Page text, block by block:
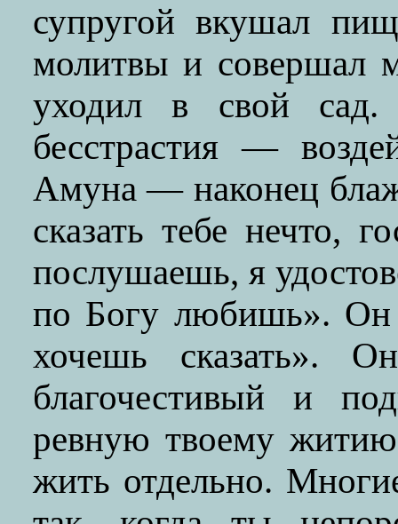
супругой вкушал
молитвы и совершал
уходил в свой сад.
бесстрастия —
Амуна — наконец
сказать тебе нечто,
послушаешь, я
по Богу любишь». Он
хочешь сказать».
благочестивый и
ревную твоему
жить отдельно.